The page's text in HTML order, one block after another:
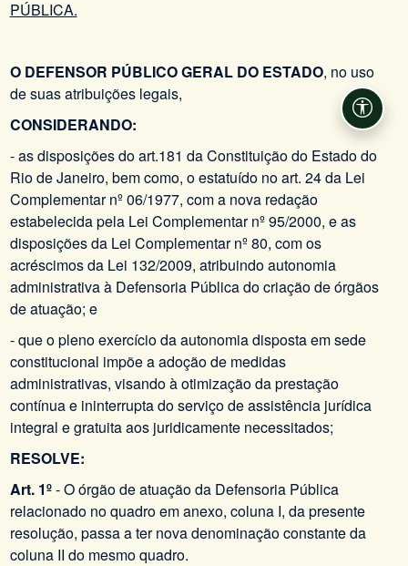
PÚBLICA.
O DEFENSOR PÚBLICO GERAL DO ESTADO, no uso
de suas atribuições legais,
CONSIDERANDO:
- as disposições do art.181 da Constituição do Estado do
Rio de Janeiro, bem como, o estatuído no art. 24 da Lei
Complementar nº 06/1977, com a nova redação
estabelecida pela Lei Complementar nº 95/2000, e as
disposições da Lei Complementar nº 80, com os
acréscimos da Lei 132/2009, atribuindo autonomia
administrativa à Defensoria Pública do criação de órgãos
de atuação; e
- que o pleno exercício da autonomia disposta em sede
constitucional impõe a adoção de medidas
administrativas, visando à otimização da prestação
contínua e ininterrupta do serviço de assistência jurídica
integral e gratuita aos juridicamente necessitados;
RESOLVE:
Art. 1º- O órgão de atuação da Defensoria Pública
relacionado no quadro em anexo, coluna I, da presente
resolução, passa a ter nova denominação constante da
coluna II do mesmo quadro.